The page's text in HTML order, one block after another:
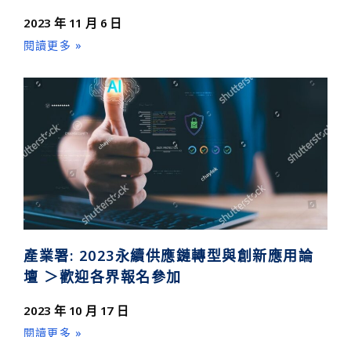
2023 年 11 月 6 日
閱讀更多 »
產業署: 2023永續供應鏈轉型與創新應用論
壇 ＞歡迎各界報名參加
2023 年 10 月 17 日
閱讀更多 »